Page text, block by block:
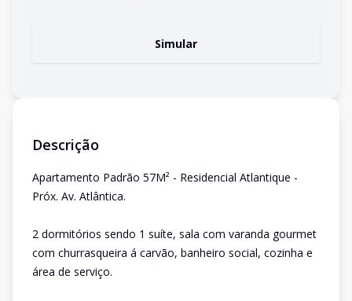
Simular
Descrição
Apartamento Padrão 57M² - Residencial Atlantique -
Próx. Av. Atlântica.
2 dormitórios sendo 1 suíte, sala com varanda gourmet
com churrasqueira á carvão, banheiro social, cozinha e
área de serviço.